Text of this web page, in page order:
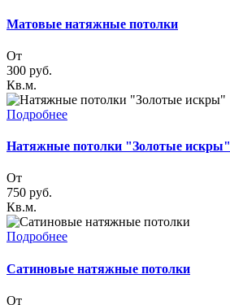
Матовые натяжные потолки
От
300 руб.
Кв.м.
Подробнее
Натяжные потолки "Золотые искры"
От
750 руб.
Кв.м.
Подробнее
Cатиновые натяжные потолки
От